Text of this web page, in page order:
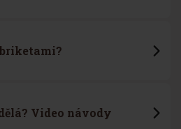
Video návody